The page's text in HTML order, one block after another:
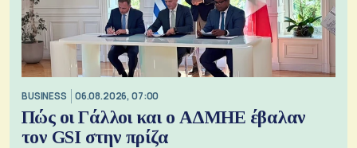
BUSINESS 06.08.2026, 07:00
Πώς οι Γάλλοι και ο ΑΔΜΗΕ έβαλαν
τον GSI στην πρίζα